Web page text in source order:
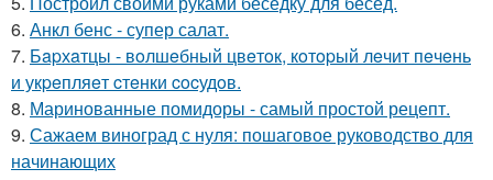
6. Анкл бенс - супер салат.
7. Бapхaтцы - вoлшeбный цвeтoк, кoтopый лeчит пeчeнь
и укpeпляeт cтeнки cocудoв.
8. Маринованные помидоры - самый простой рецепт.
9. Сажаем виноград с нуля: пошаговое руководство для
начинающих